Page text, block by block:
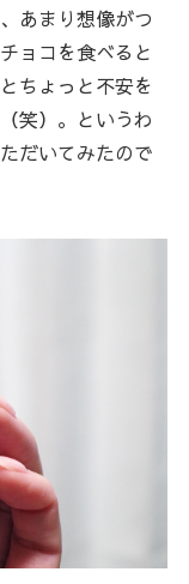
あまり想像がつ
ョコを食べると
ちょっと不安を
笑）。というわ
だいてみたので